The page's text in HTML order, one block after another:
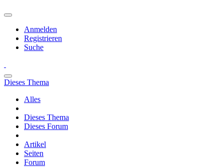
Anmelden
Registrieren
Suche
Dieses Thema
Alles
Dieses Thema
Dieses Forum
Artikel
Seiten
Forum